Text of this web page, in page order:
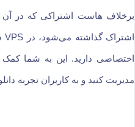
برخلاف هاست اشتراکی که در
اختصاصی دارید. این به شما کمک
مدیریت کنید و به کاربران تجربه